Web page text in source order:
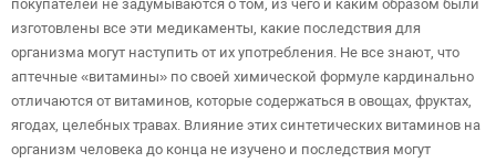
покупателей не задумываются о том, из чего и каким образом были
изготовлены все эти медикаменты, какие последствия для
организма могут наступить от их употребления. Не все знают, что
аптечные «витамины» по своей химической формуле кардинально
отличаются от витаминов, которые содержаться в овощах, фруктах,
ягодах, целебных травах. Влияние этих синтетических витаминов на
организм человека до конца не изучено и последствия могут